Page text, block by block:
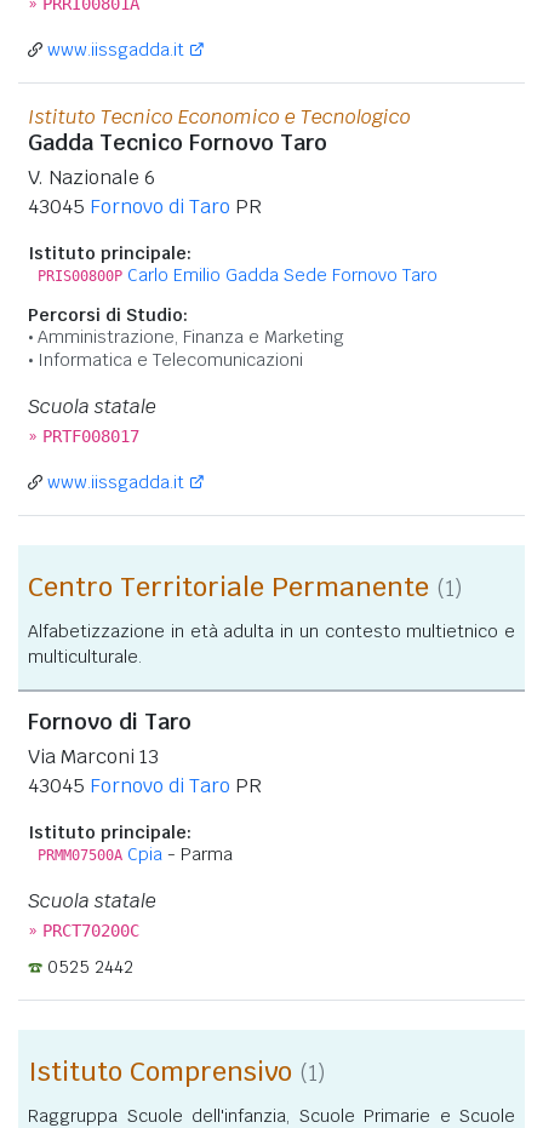
www.iissgadda.it
Istituto Tecnico Economico e Tecnologico
Gadda Tecnico Fornovo Taro
V. Nazionale 6
43045 Fornovo di Taro PR
Istituto principale:
PRIS00800P Carlo Emilio Gadda Sede Fornovo Taro
Percorsi di Studio:
Amministrazione, Finanza e Marketing
Informatica e Telecomunicazioni
Scuola statale
» PRTF008017
www.iissgadda.it
Centro Territoriale Permanente (1)
Alfabetizzazione in età adulta in un contesto multietnico e
multiculturale.
Fornovo di Taro
Via Marconi 13
43045 Fornovo di Taro PR
Istituto principale:
PRMM07500A Cpia - Parma
Scuola statale
» PRCT70200C
0525 2442
Istituto Comprensivo (1)
Raggruppa Scuole dell'infanzia, Scuole Primarie e Scuole